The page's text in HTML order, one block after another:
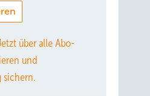
über alle Abo-
und
sichern.